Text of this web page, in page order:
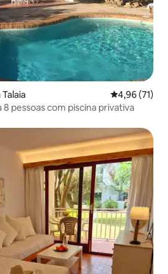
4,96 de uma
4,96 (71)
8 pessoas com piscina privativa